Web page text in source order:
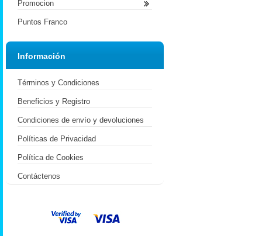
Promocion
Puntos Franco
Información
Términos y Condiciones
Beneficios y Registro
Condiciones de envío y devoluciones
Políticas de Privacidad
Política de Cookies
Contáctenos